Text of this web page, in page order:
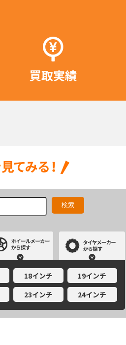
買取実績
メーカーから探す ホイールメーカーから探す
18インチ
19インチ
23インチ 24インチ